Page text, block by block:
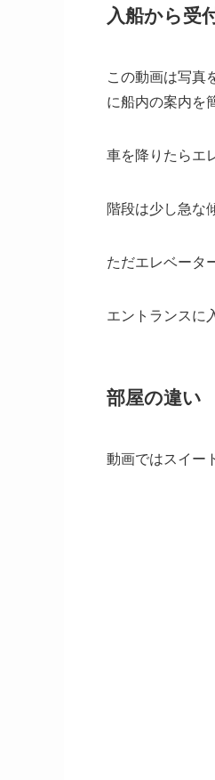
入船から受
この動画は写真
に船内の案内を
車を降りたらエ
階段は少し急な
ただエレベータ
エントランスに
部屋の違い
動画ではスイー